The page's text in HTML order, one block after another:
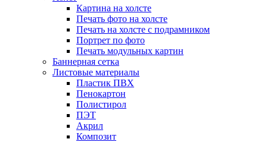
Картина на холсте
Печать фото на холсте
Печать на холсте с подрамником
Портрет по фото
Печать модульных картин
Баннерная сетка
Листовые материалы
Пластик ПВХ
Пенокартон
Полистирол
ПЭТ
Акрил
Композит